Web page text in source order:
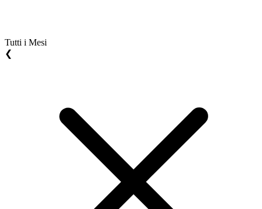
Tutti i Mesi
❮